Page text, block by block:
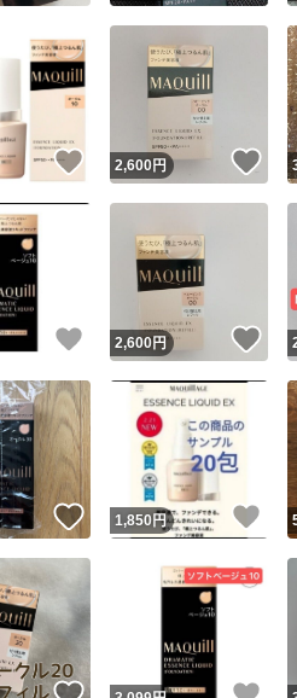
スピード&安心発送
※このバッジは実績に基づく表
スピード＆安心発送
スピード発送
安心発送
いいね！
2,600円 い
いいね！
2,600円 い
いいね！
1,850 円 い
いいね！ い